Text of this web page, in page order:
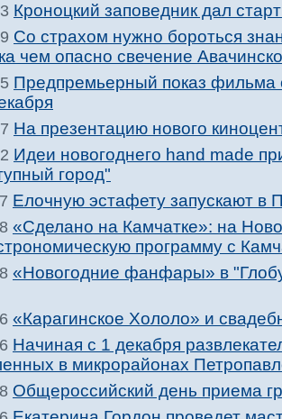
Кроноцкий заповедник дал
Со страхом нужно бороться
чем опасно свечение
Предпремьерный показ фильма
На презентацию нового
Идеи новогоднего hand made
город"
Елочную эстафету запускают в
«Сделано на Камчатке»: на
программу с
«Новогодние фанфары» в
«Карагинское Хололо» и
Начиная с 1 декабря
в микрорайонах
Общероссийский день приема